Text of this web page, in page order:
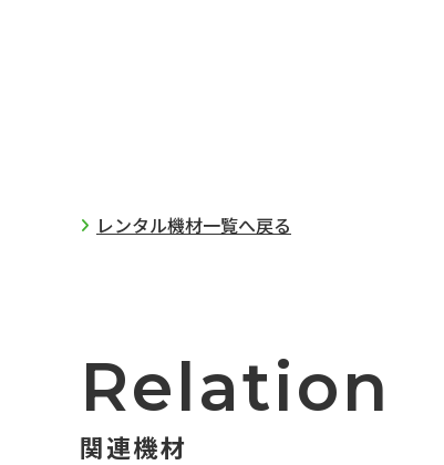
レンタル機材一覧へ戻る
Relation
関連機材